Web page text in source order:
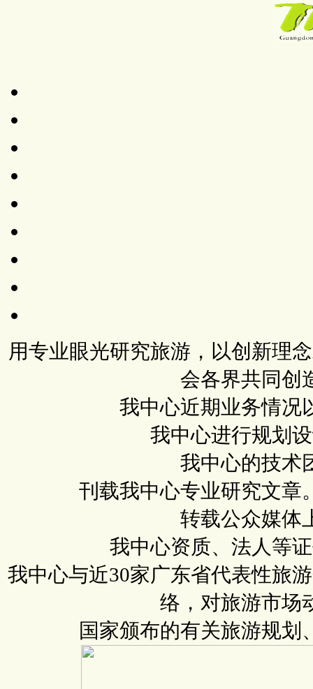
用专业眼光研究旅游，以创新理
会各界共同创
我中心近期业务情况
我中心进行规划
我中心的技术
刊载我中心专业研究文章
转载公众媒体
我中心资质、法人等
我中心与近30家广东省代表性旅
络，对旅游市场
国家颁布的有关旅游规划